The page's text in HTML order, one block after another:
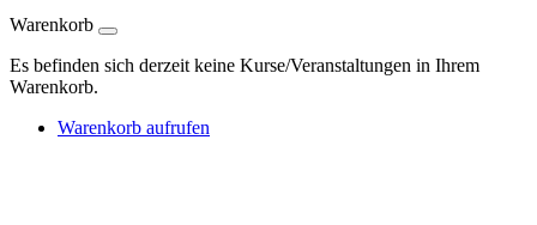
Warenkorb
Es befinden sich derzeit keine Kurse/Veranstaltungen in Ihrem
Warenkorb.
Warenkorb aufrufen